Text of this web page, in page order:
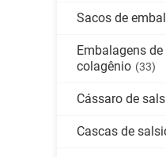
Sacos de
Embalagens
colagênio (33)
Cássaro de
Cascas de